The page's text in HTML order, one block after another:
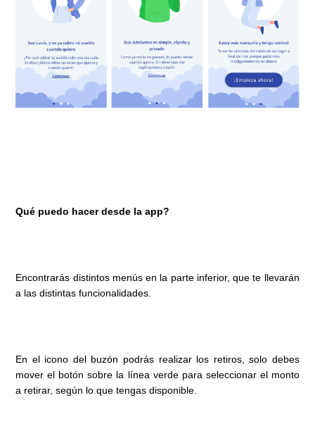
Qué puedo hacer desde la app?
Encontrarás distintos menús en la parte inferior, que te llevarán
a las distintas funcionalidades.
En el icono del buzón podrás realizar los retiros, solo debes
mover el botón sobre la línea verde para seleccionar el monto
a retirar, según lo que tengas disponible.